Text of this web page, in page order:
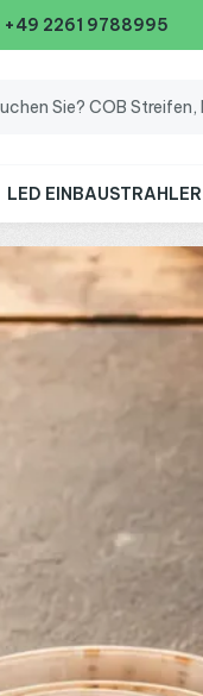
+49 2261 9788995
LED EINBAUSTRAHLER